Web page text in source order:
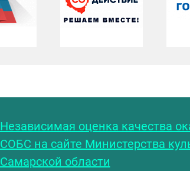
Независимая оценка качества
СОБС на сайте Министерства
Самарской области